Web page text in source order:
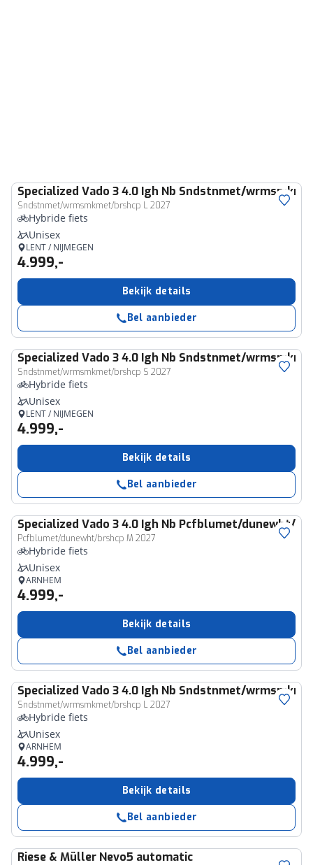
Specialized Vado 3 4.0 Igh Nb Sndstnmet/
Sndstnmet/wrmsmkmet/brshcp L 2027
Hybride fiets
Unisex
LENT / NIJMEGEN
4.999,-
Bekijk details
Bel aanbieder
Specialized Vado 3 4.0 Igh Nb Sndstnmet/
Sndstnmet/wrmsmkmet/brshcp S 2027
Hybride fiets
Unisex
LENT / NIJMEGEN
4.999,-
Bekijk details
Bel aanbieder
Specialized Vado 3 4.0 Igh Nb Pcfblumet/dunewht/
Pcfblumet/dunewht/brshcp M 2027
Hybride fiets
Unisex
ARNHEM
4.999,-
Bekijk details
Bel aanbieder
Specialized Vado 3 4.0 Igh Nb Sndstnmet/
Sndstnmet/wrmsmkmet/brshcp L 2027
Hybride fiets
Unisex
ARNHEM
4.999,-
Bekijk details
Bel aanbieder
Riese & Müller Nevo5 automatic